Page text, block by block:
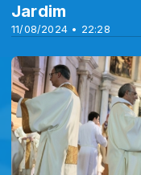
11/08/2024 • 22:28
Jardim